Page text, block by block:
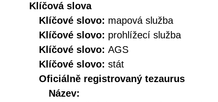
Klíčová slova
Klíčové slovo: mapová služba
Klíčové slovo: prohlížecí služba
Klíčové slovo: AGS
Klíčové slovo: stát
Oficiálně registrovaný tezaurus
Název: